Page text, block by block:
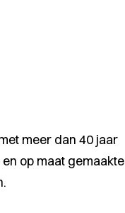
meer dan 40 jaar
op maat gemaakte